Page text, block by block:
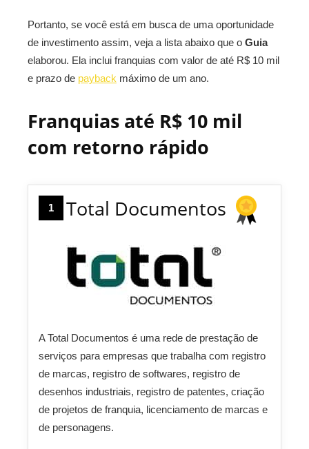
Portanto, se você está em busca de uma oportunidade
de investimento assim, veja a lista abaixo que o Guia
elaborou. Ela inclui franquias com valor de até R$ 10 mil
e prazo de payback máximo de um ano.
Franquias até R$ 10 mil
com retorno rápido
1 Total Documentos
A Total Documentos é uma rede de prestação de
serviços para empresas que trabalha com registro
de marcas, registro de softwares, registro de
desenhos industriais, registro de patentes, criação
de projetos de franquia, licenciamento de marcas e
de personagens.